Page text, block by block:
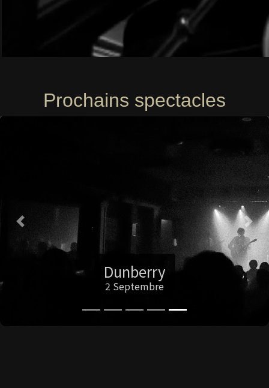
Prochains spectacles
Dunberry
2 Septembre
Previous Next